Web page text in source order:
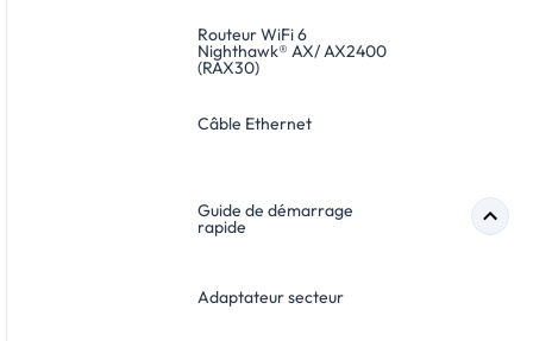
Routeur WiFi 6
Nighthawk® AX/ AX2400
(RAX30)
Câble Ethernet
Guide de démarrage
rapide
Adaptateur secteur